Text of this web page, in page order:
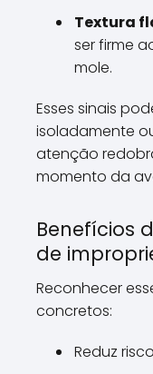
Textura
ser firme
mole.
Esses sinais
isoladamente
atenção
momento da
Benefícios
de
Reconhecer
concretos:
Reduz